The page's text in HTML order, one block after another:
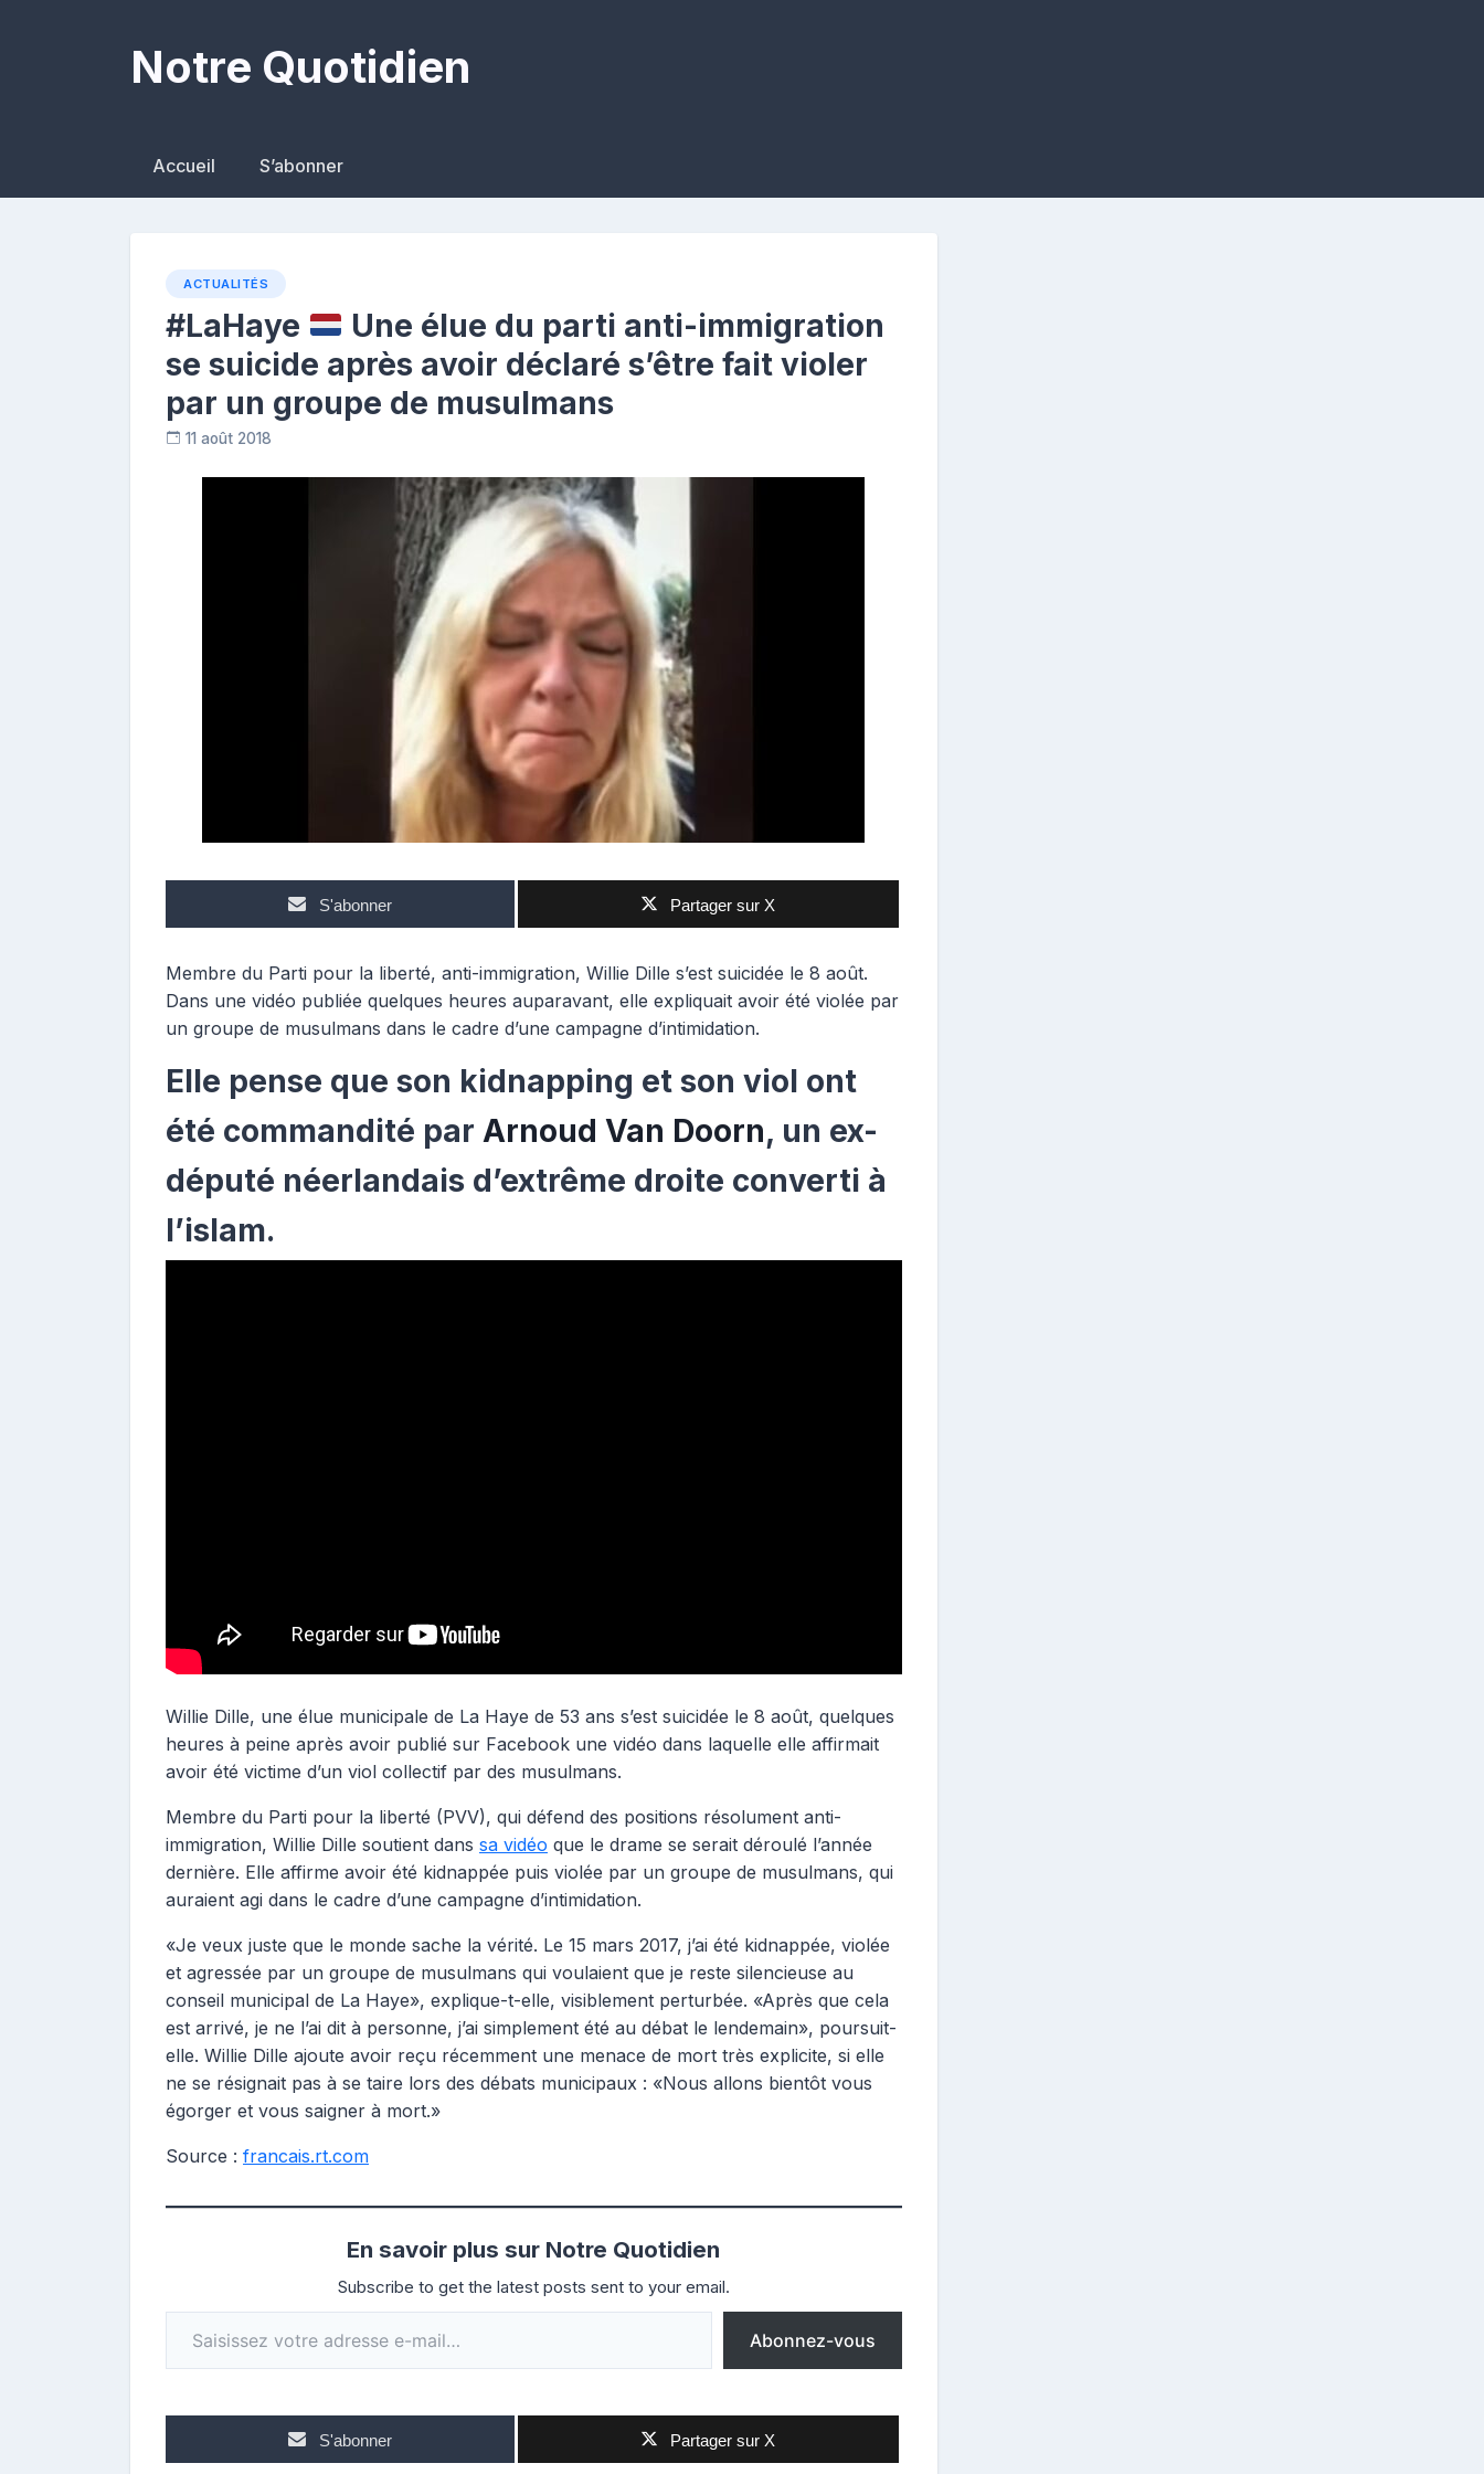
Notre Quotidien
Accueil S’abonner
ACTUALITÉS
#LaHaye
Une élue du parti anti-immigration
se suicide après avoir déclaré s’être fait violer
par un groupe de musulmans
11 août 2018
S'abonner Partager sur X
Membre du Parti pour la liberté, anti-immigration, Willie Dille s’est suicidée le 8 août.
Dans une vidéo publiée quelques heures auparavant, elle expliquait avoir été violée par
un groupe de musulmans dans le cadre d’une campagne d’intimidation.
Elle pense que son kidnapping et son viol ont
été commandité par Arnoud Van Doorn, un ex-
député néerlandais d’extrême droite converti à
l’islam.
Willie Dille, une élue municipale de La Haye de 53 ans s’est suicidée le 8 août, quelques
heures à peine après avoir publié sur Facebook une vidéo dans laquelle elle affirmait
avoir été victime d’un viol collectif par des musulmans.
Membre du Parti pour la liberté (PVV), qui défend des positions résolument anti-
immigration, Willie Dille soutient dans sa vidéo que le drame se serait déroulé l’année
dernière. Elle affirme avoir été kidnappée puis violée par un groupe de musulmans, qui
auraient agi dans le cadre d’une campagne d’intimidation.
«Je veux juste que le monde sache la vérité. Le 15 mars 2017, j’ai été kidnappée, violée
et agressée par un groupe de musulmans qui voulaient que je reste silencieuse au
conseil municipal de La Haye», explique-t-elle, visiblement perturbée. «Après que cela
est arrivé, je ne l’ai dit à personne, j’ai simplement été au débat le lendemain», poursuit-
elle. Willie Dille ajoute avoir reçu récemment une menace de mort très explicite, si elle
ne se résignait pas à se taire lors des débats municipaux : «Nous allons bientôt vous
égorger et vous saigner à mort.»
Source : francais.rt.com
En savoir plus sur Notre Quotidien
Subscribe to get the latest posts sent to your email.
Saisissez votre adresse e-mail…
Abonnez-vous
S'abonner Partager sur X